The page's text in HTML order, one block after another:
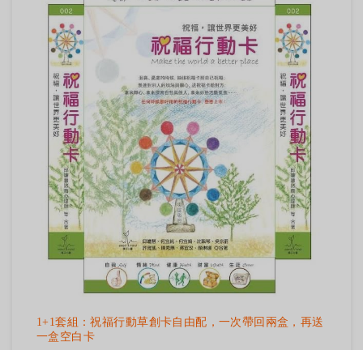
1+1套組：祝福行動草創卡自由配，一次帶回兩盒，再送
一盒空白卡